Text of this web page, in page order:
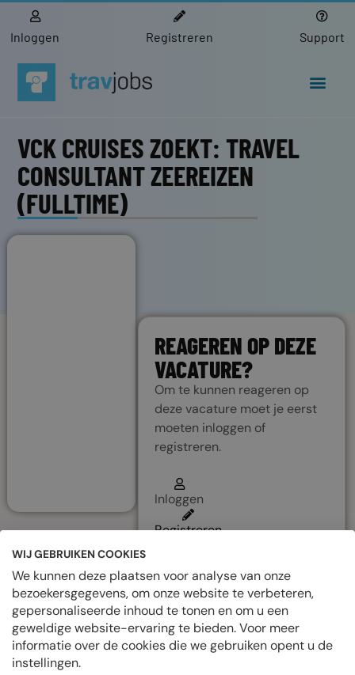
Inloggen Registreren Support
VCK CRUISES ZOEKT: TRAVEL
CONSULTANT ZEEREIZEN
(FULLTIME)
This
listing
has
expired.
REAGEREN OP DEZE
VACATURE?
Om te kunnen reageren op
deze vacature moet je eerst
moeten inloggen of
registreren.
Inloggen
Registreren
WIJ GEBRUIKEN COOKIES
We kunnen deze plaatsen voor analyse van onze
bezoekersgegevens, om onze website te verbeteren,
gepersonaliseerde inhoud te tonen en om u een
geweldige website-ervaring te bieden. Voor meer
informatie over de cookies die we gebruiken opent u de
instellingen.